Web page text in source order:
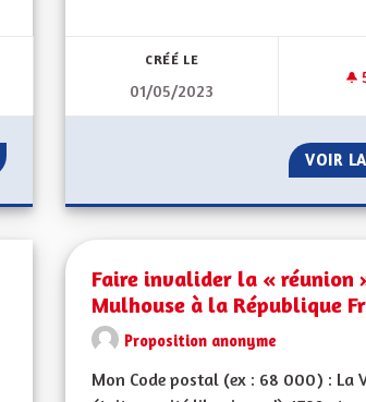
MOT " EUROPÉENNE", DE LA C"E"A
VIREZ MOI CE MOT " EUROPÉENNE", DE LA
CRÉÉ LE
01/05/2023
VOIR
Faire invalider la « réunion
Mulhouse à la République
Proposition anonyme
Mon Code postal (ex : 68 000) : La